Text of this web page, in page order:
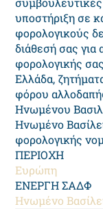
υποστήριξη σε
φορολογικούς
διάθεσή σας για
φορολογικής
Ελλάδα,
φόρου
Ηνωμένου
Ηνωμένο
φορολογικής
ΠΕΡΙΟΧΗ
Ευρώπη
ΕΝΕΡΓΗ ΣΑΔΦ
Ηνωμένο